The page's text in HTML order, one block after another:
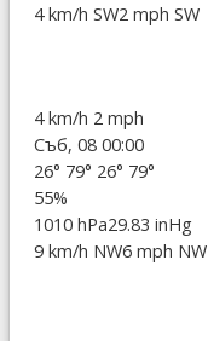
4 km/h SW2 mph SW
4 km/h 2 mph
Съб, 08 00:00
26° 79° 26° 79°
55%
1010 hPa29.83 inHg
9 km/h NW6 mph NW